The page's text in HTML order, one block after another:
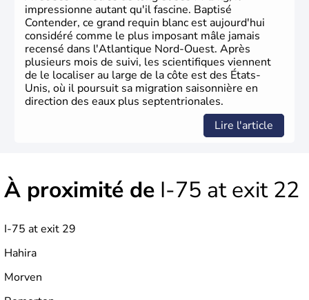
phase de développement intense.
impressionne autant qu'il fascine. Baptisé
Contender, ce grand requin blanc est aujourd'hui
considéré comme le plus imposant mâle jamais
recensé dans l'Atlantique Nord-Ouest. Après
plusieurs mois de suivi, les scientifiques viennent
de le localiser au large de la côte est des États-
Unis, où il poursuit sa migration saisonnière en
direction des eaux plus septentrionales.
Lire l'article
À proximité de I-75 at exit 22
I-75 at exit 29
Hahira
Morven